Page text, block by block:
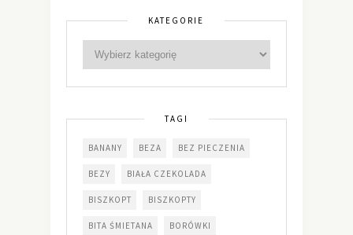
KATEGORIE
TAGI
BANANY BEZA BEZ PIECZENIA
BEZY BIAŁA CZEKOLADA
BISZKOPT BISZKOPTY
BITA ŚMIETANA BORÓWKI